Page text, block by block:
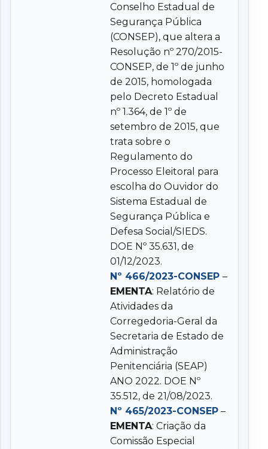
Conselho Estadual de
Segurança Pública
(CONSEP), que altera a
Resolução nº 270/2015-
CONSEP, de 1º de junho
de 2015, homologada
pelo Decreto Estadual
nº 1.364, de 1º de
setembro de 2015, que
trata sobre o
Regulamento do
Processo Eleitoral para
escolha do Ouvidor do
Sistema Estadual de
Segurança Pública e
Defesa Social/SIEDS.
DOE Nº 35.631, de
01/12/2023.
Nº 466/2023-CONSEP –
EMENTA: Relatório de
Atividades da
Corregedoria-Geral da
Secretaria de Estado de
Administração
Penitenciária (SEAP)
ANO 2022. DOE Nº
35.512, de 21/08/2023.
Nº 465/2023-CONSEP –
EMENTA: Criação da
Comissão Especial